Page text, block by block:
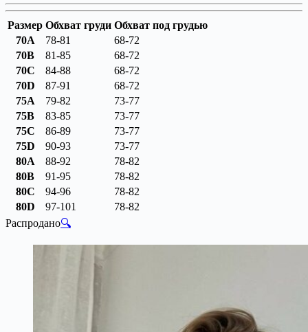
Размер Обхват груди Обхват под грудью
70A
78-81
68-72
70B
81-85
68-72
70C
84-88
68-72
70D
87-91
68-72
75A
79-82
73-77
75B
83-85
73-77
75C
86-89
73-77
75D
90-93
73-77
80A
88-92
78-82
80B
91-95
78-82
80C
94-96
78-82
80D
97-101
78-82
Распродано🔍